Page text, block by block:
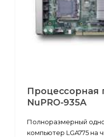
Процессорная
NuPRO-935A
Полноразмерный
компьютер LGA775 на